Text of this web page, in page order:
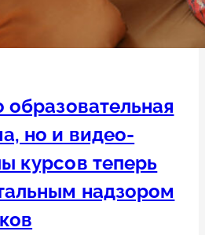
образовательная
но и видео-
курсов теперь
надзором